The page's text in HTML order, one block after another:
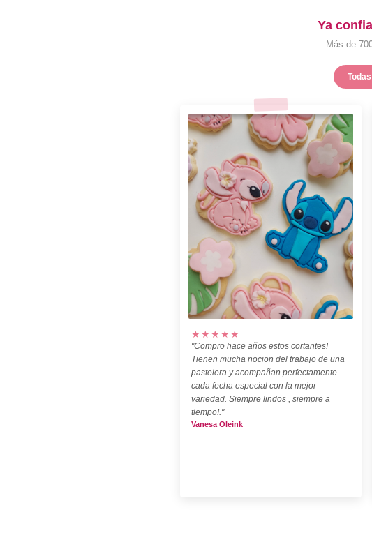
Ya
Más de
Todas
★★★★★
"Compro hace años estos cortantes!
Tienen mucha nocion del trabajo de una
pastelera y acompañan perfectamente
cada fecha especial con la mejor
variedad. Siempre lindos , siempre a
tiempo!."
Vanesa Oleink